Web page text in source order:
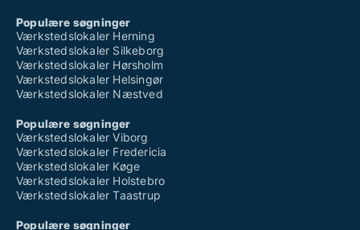
Populære søgninger
Værkstedslokaler Herning
Værkstedslokaler Silkeborg
Værkstedslokaler Hørsholm
Værkstedslokaler Helsingør
Værkstedslokaler Næstved
Populære søgninger
Værkstedslokaler Viborg
Værkstedslokaler Fredericia
Værkstedslokaler Køge
Værkstedslokaler Holstebro
Værkstedslokaler Taastrup
Populære søgninger